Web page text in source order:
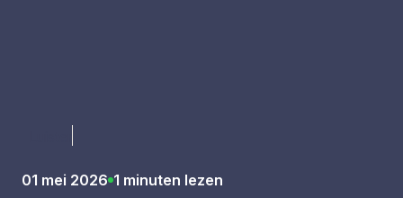
01 mei 2026 1 minuten lezen